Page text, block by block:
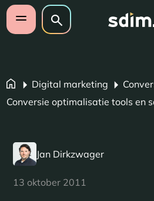
Navigatie overslaan
Open mobiel menu
Zoeken op website
Zoeken
Digital marketing
Conversie optimalisatie tools en
Jan Dirkzwager
13 oktober 2011